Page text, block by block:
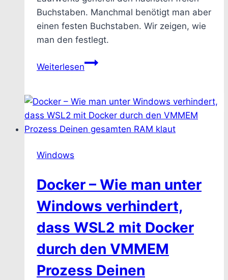
Buchstaben. Manchmal benötigt man aber
einen festen Buchstaben. Wir zeigen, wie
man den festlegt.
WeiterlesenWie
Laufwerksbuchstaben
für
externe
Sticks
Windows
Docker – Wie man unter
Windows verhindert,
dass WSL2 mit Docker
durch den VMMEM
Prozess Deinen